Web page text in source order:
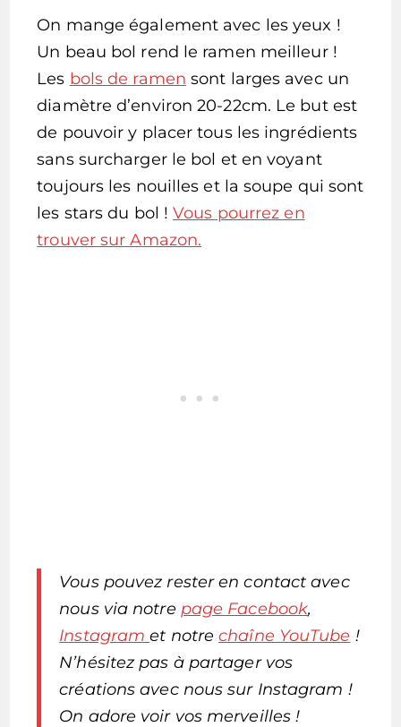
On mange également avec les yeux !
Un beau bol rend le ramen meilleur !
Les bols de ramen sont larges avec un
diamètre d’environ 20-22cm. Le but est
de pouvoir y placer tous les ingrédients
sans surcharger le bol et en voyant
toujours les nouilles et la soupe qui sont
les stars du bol !Vous pourrez en
trouver sur Amazon.
Vous pouvez rester en contact avec
nous via notre page Facebook,
Instagramet notrechaîne YouTube !
N’hésitez pas à partager vos
créations avec nous sur Instagram !
On adore voir vos merveilles !